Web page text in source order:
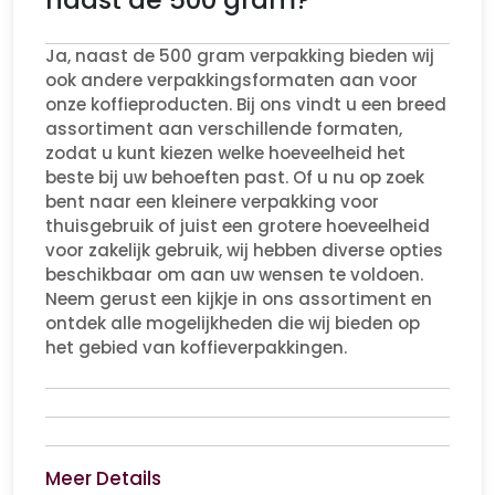
Ja, naast de 500 gram verpakking bieden wij
ook andere verpakkingsformaten aan voor
onze koffieproducten. Bij ons vindt u een breed
assortiment aan verschillende formaten,
zodat u kunt kiezen welke hoeveelheid het
beste bij uw behoeften past. Of u nu op zoek
bent naar een kleinere verpakking voor
thuisgebruik of juist een grotere hoeveelheid
voor zakelijk gebruik, wij hebben diverse opties
beschikbaar om aan uw wensen te voldoen.
Neem gerust een kijkje in ons assortiment en
ontdek alle mogelijkheden die wij bieden op
het gebied van koffieverpakkingen.
Meer Details